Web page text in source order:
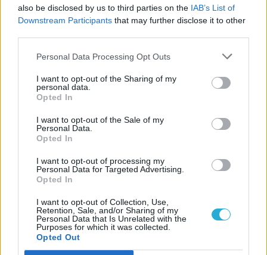
also be disclosed by us to third parties on the IAB’s List of
Downstream Participants that may further disclose it to other
Personal Data Processing Opt Outs
I want to opt-out of the Sharing of my
personal data.
Opted In
I want to opt-out of the Sale of my
Personal Data.
Opted In
I want to opt-out of processing my
Personal Data for Targeted Advertising.
Opted In
I want to opt-out of Collection, Use,
Retention, Sale, and/or Sharing of my
Personal Data that Is Unrelated with the
Purposes for which it was collected.
Opted Out
LEGFRISSEBB VIDEÓNK